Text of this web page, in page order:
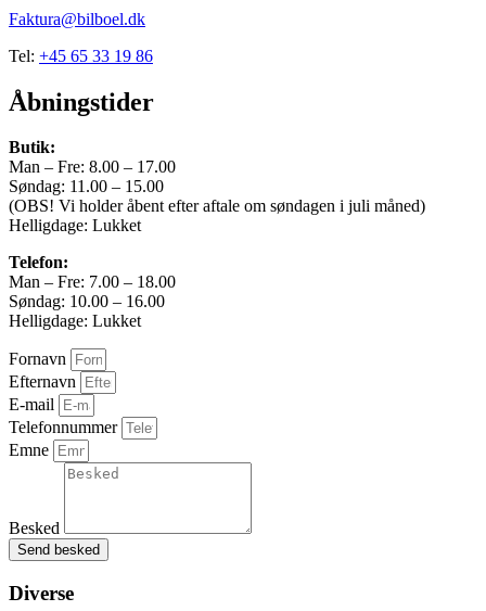
Faktura@bilboel.dk
Tel: +45 65 33 19 86
Åbningstider
Butik:
Man – Fre: 8.00 – 17.00
Søndag: 11.00 – 15.00
(OBS! Vi holder åbent efter aftale om søndagen i juli måned)
Helligdage: Lukket
Telefon:
Man – Fre: 7.00 – 18.00
Søndag: 10.00 – 16.00
Helligdage: Lukket
Fornavn
Efternavn
E-mail
Telefonnummer
Emne
Besked
Send besked
Diverse